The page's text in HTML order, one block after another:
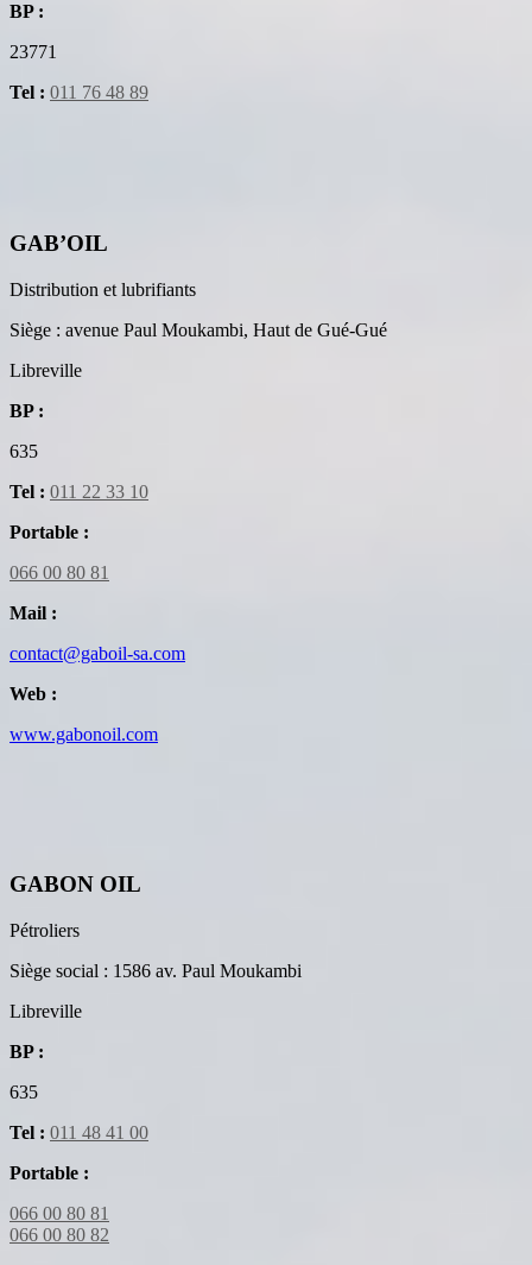
BP :
23771
Tel : 011 76 48 89
GAB’OIL
Distribution et lubrifiants
Siège : avenue Paul Moukambi, Haut de Gué-Gué
Libreville
BP :
635
Tel : 011 22 33 10
Portable :
066 00 80 81
Mail :
contact@gaboil-sa.com
Web :
www.gabonoil.com
GABON OIL
Pétroliers
Siège social : 1586 av. Paul Moukambi
Libreville
BP :
635
Tel : 011 48 41 00
Portable :
066 00 80 81
066 00 80 82